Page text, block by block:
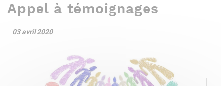
Appel à témoignages
03 avril 2020